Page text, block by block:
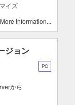
イズ
More information
ジョン
PC
から